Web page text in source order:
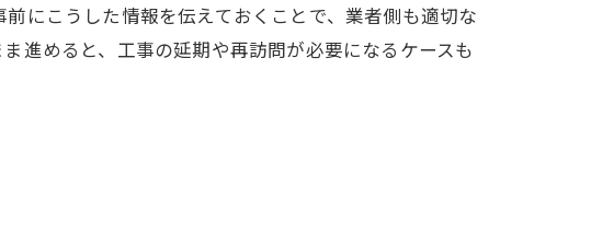
にこうした情報を伝えておくことで、業者側も適切な
進めると、工事の延期や再訪問が必要になるケースも